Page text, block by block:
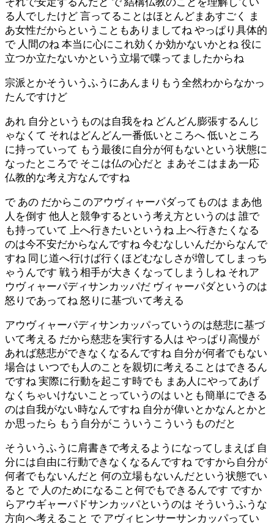
る人でしたけど 言ってることはほとんどまあすごく ま
あ女性だからということもありましてね やっぱり具体的
で 人間のね 本当に心にこれ効くか効かないかとね 役に
立つか立たないかという立場で喋ってましたからね
宗派とかそういうふうにあんまりもう全然わからなかっ
たんですけど
あれ 自分というものは自我をね どんどん膨張するんじ
ゃなくて それはどんどん一番低いところへ 低いところ
に持っていって もう最後に自分が何もないという状態に
なったところで そこは仏の心だと まあそこはまあ一応
仏教的な考え方なんですね
で あの だからこのアウヴィャーパダってものは まあ他
人を倒す 他人と競争するという考え方というのは 誰で
も持っていて 上へ行きたいというね 上へ行きたくなる
のは今不安だからなんですね 今むなしいんだからなんで
すね 同じ道へ行けば行くほどむなしさが増してしまっち
ゃうんです 戦う相手が大きくなってしまうしね それア
ウヴィャーパディサンカッパだ ヴィャーパダというのは
怒りであってね 怒りに基づいて考える
アウヴィャーパディサンカッパっていうのは慈悲に基づ
いて考える だから慈悲を実行する人は やっぱり高慢が
あれば慈悲ができなくなるんですね 自分が何者でもない
場合は いつでも人のことを親切に考えることはできるん
ですね 実際に行動を起こす時でも まあ人にやってあげ
なくちゃいけないことっていうのは いとも簡単にできる
のは自我がない時なんですね 自分が偉いとかなんとかと
か思ったら もう自分がこういうこういうものだと
そういうふうに肩書きで考えるようになってしまえば 自
分には自由に行動できなくなるんですね ですから自分が
何者でもないんだと 何の立場もないんだという状態でい
ると で 人のためになること何でもできるんです ですか
らアウギャーパドサンカッパというのは そういうふうな
方向へ考えること で アヴィヒンサーサンカッパってい